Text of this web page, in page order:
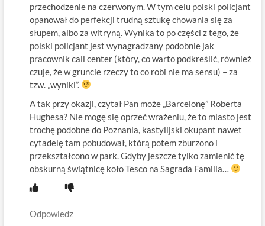
przechodzenie na czerwonym. W tym celu polski policjant
opanował do perfekcji trudną sztukę chowania się za
słupem, albo za witryną. Wynika to po części z tego, że
polski policjant jest wynagradzany podobnie jak
pracownik call center (który, co warto podkreślić, również
czuje, że w gruncie rzeczy to co robi nie ma sensu) – za
tzw. „wyniki”.
A tak przy okazji, czytał Pan może „Barcelonę” Roberta
Hughesa? Nie mogę się oprzeć wrażeniu, że to miasto jest
trochę podobne do Poznania, kastylijski okupant nawet
cytadelę tam pobudował, którą potem zburzono i
przekształcono w park. Gdyby jeszcze tylko zamienić tę
obskurną świątnicę koło Tesco na Sagrada Familia…
Odpowiedz